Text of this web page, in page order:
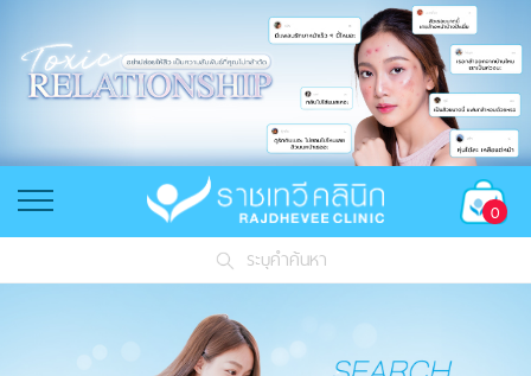
0
ระบุคำค้นหา